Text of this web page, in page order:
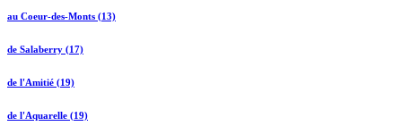
au Coeur-des-Monts (13)
de Salaberry (17)
de l'Amitié (19)
de l'Aquarelle (19)